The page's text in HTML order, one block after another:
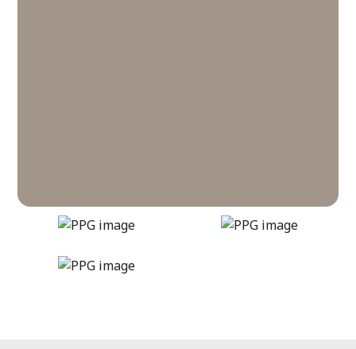
winter-cocoa
DLX1000-4